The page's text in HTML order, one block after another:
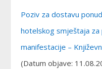
Poziv za dostavu
hotelskog smještaja
manifestacije –
(Datum objave: